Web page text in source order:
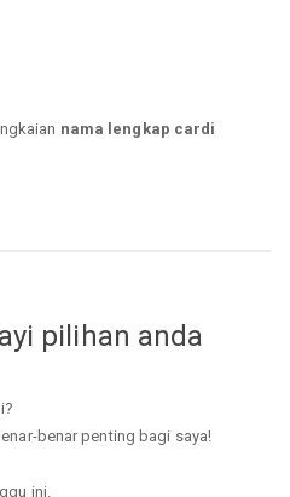
nama lengkap cardi
pilihan anda
benar penting bagi saya!
ini.